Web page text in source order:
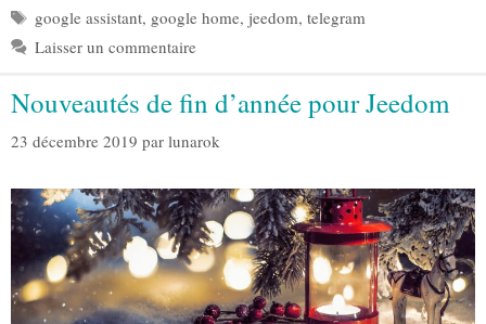
Étiquettes
google assistant, google home, jeedom, telegram
Laisser un commentaire
Nouveautés de fin d’année pour Jeedom
23 décembre 2019 par lunarok